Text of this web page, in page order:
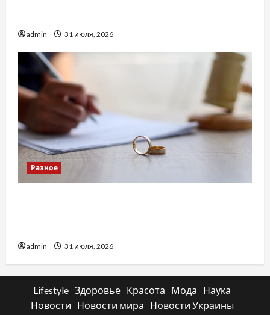
admin 31 июля, 2026
Разное
admin 31 июля, 2026
Lifestyle Здоровье Красота Мода
Наука
Новости
Новости мира
Новости Украины